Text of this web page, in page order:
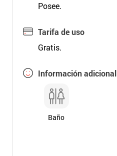
Posee.
Tarifa de uso
Gratis.
Información adicional
Baño